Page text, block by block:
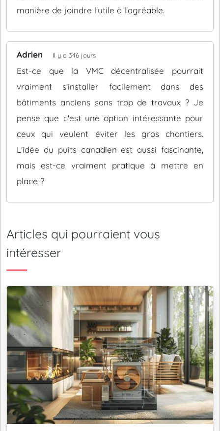
manière de joindre l'utile à l'agréable.
Adrien Il y a 346 jours
Est-ce que la VMC décentralisée pourrait
vraiment s'installer facilement dans des
bâtiments anciens sans trop de travaux ? Je
pense que c'est une option intéressante pour
ceux qui veulent éviter les gros chantiers.
L'idée du puits canadien est aussi fascinante,
mais est-ce vraiment pratique à mettre en
place ?
Articles qui pourraient vous
intéresser